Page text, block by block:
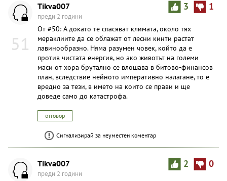
51
3 1
Tikva007
преди 2 години
От #50: А докато те спасяват климата, около тях
мераклиите да се облажат от лесни кинти растат
лавинообразно. Няма разумен човек, който да е
против чистата енергия, но ако животът на големи
маси от хора брутално се влошава в битово-финансов
план, вследствие нейното императивно налагане, то е
вредно за тези, в името на които се прави и ще
доведе само до катастрофа.
отговор
Сигнализирай за неуместен коментар
2 0
Tikva007
преди 2 години